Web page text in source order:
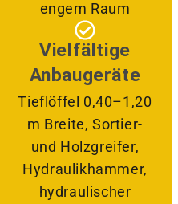
engem Raum
Vielfältige
Anbaugeräte
Tieflöffel 0,40–1,20
m Breite, Sortier-
und Holzgreifer,
Hydraulikhammer,
hydraulischer